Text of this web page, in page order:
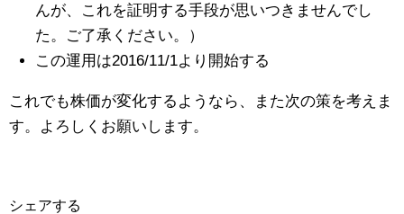
んが、これを証明する手段が思いつきませんでし
た。ご了承ください。）
この運用は2016/11/1より開始する
これでも株価が変化するようなら、また次の策を考えま
す。よろしくお願いします。
シェアする